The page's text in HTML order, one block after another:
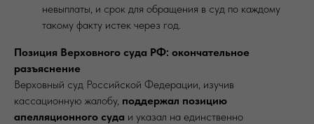
невыплаты, и срок для обращения в суд по каждому
такому факту истек через год.
Позиция Верховного суда РФ: окончательное
разъяснение
Верховный суд Российской Федерации, изучив
кассационную жалобу, поддержал позицию
апелляционного суда и указал на единственно